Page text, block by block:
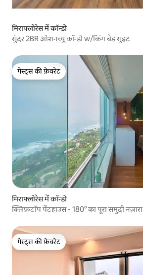
मिराफ्लोरेस में कॉन्डो
सुंदर 2BR ओशनव्यू कॉन्डो w/किंग बेड सुइट
गेस्ट्स की फ़ेवरेट
गेस्ट्स की फ़ेवरेट
मिराफ्लोरेस में कॉन्डो
क्लिफ़टॉप पेंटहाउस - 180° का पूरा समुद्री नज़ारा
गेस्ट्स की फ़ेवरेट
गेस्ट्स की फ़ेवरेट